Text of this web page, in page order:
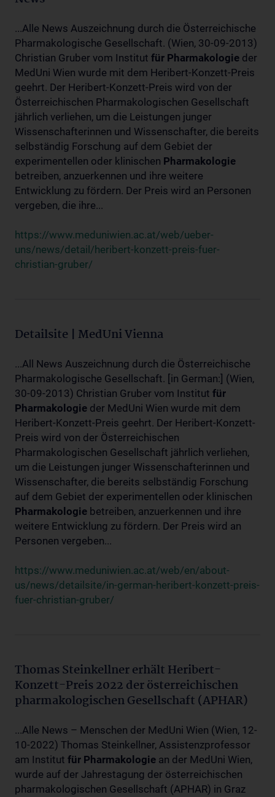
...Alle News Auszeichnung durch die Österreichische
Pharmakologische Gesellschaft. (Wien, 30-09-2013)
Christian Gruber vom Institut für Pharmakologie der
MedUni Wien wurde mit dem Heribert-Konzett-Preis
geehrt. Der Heribert-Konzett-Preis wird von der
Österreichischen Pharmakologischen Gesellschaft
jährlich verliehen, um die Leistungen junger
Wissenschafterinnen und Wissenschafter, die bereits
selbständig Forschung auf dem Gebiet der
experimentellen oder klinischen Pharmakologie
betreiben, anzuerkennen und ihre weitere
Entwicklung zu fördern. Der Preis wird an Personen
vergeben, die ihre...
https://www.meduniwien.ac.at/web/ueber-
uns/news/detail/heribert-konzett-preis-fuer-
christian-gruber/
Detailsite | MedUni Vienna
...All News Auszeichnung durch die Österreichische
Pharmakologische Gesellschaft. [in German:] (Wien,
30-09-2013) Christian Gruber vom Institut für
Pharmakologie der MedUni Wien wurde mit dem
Heribert-Konzett-Preis geehrt. Der Heribert-Konzett-
Preis wird von der Österreichischen
Pharmakologischen Gesellschaft jährlich verliehen,
um die Leistungen junger Wissenschafterinnen und
Wissenschafter, die bereits selbständig Forschung
auf dem Gebiet der experimentellen oder klinischen
Pharmakologie betreiben, anzuerkennen und ihre
weitere Entwicklung zu fördern. Der Preis wird an
Personen vergeben...
https://www.meduniwien.ac.at/web/en/about-
us/news/detailsite/in-german-heribert-konzett-preis-
fuer-christian-gruber/
Thomas Steinkellner erhält Heribert-
Konzett-Preis 2022 der österreichischen
pharmakologischen Gesellschaft (APHAR)
...Alle News – Menschen der MedUni Wien (Wien, 12-
10-2022) Thomas Steinkellner, Assistenzprofessor
am Institut für Pharmakologie an der MedUni Wien,
wurde auf der Jahrestagung der österreichischen
pharmakologischen Gesellschaft (APHAR) in Graz